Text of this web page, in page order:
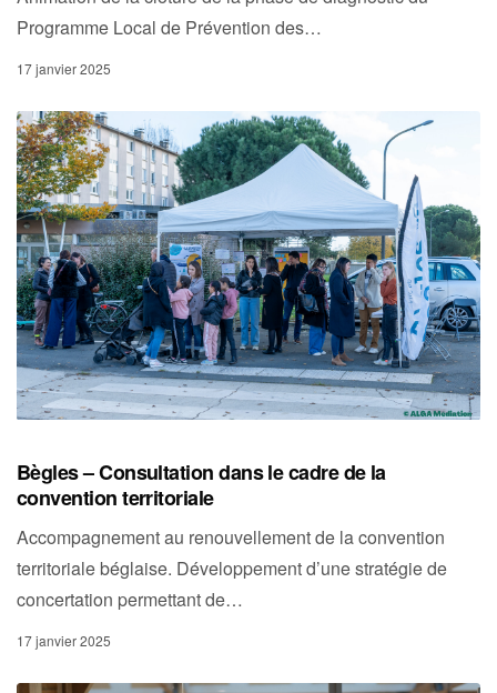
Programme Local de Prévention des…
17 janvier 2025
Bègles – Consultation dans le cadre de la
convention territoriale
Accompagnement au renouvellement de la convention
territoriale béglaise. Développement d’une stratégie de
concertation permettant de…
17 janvier 2025